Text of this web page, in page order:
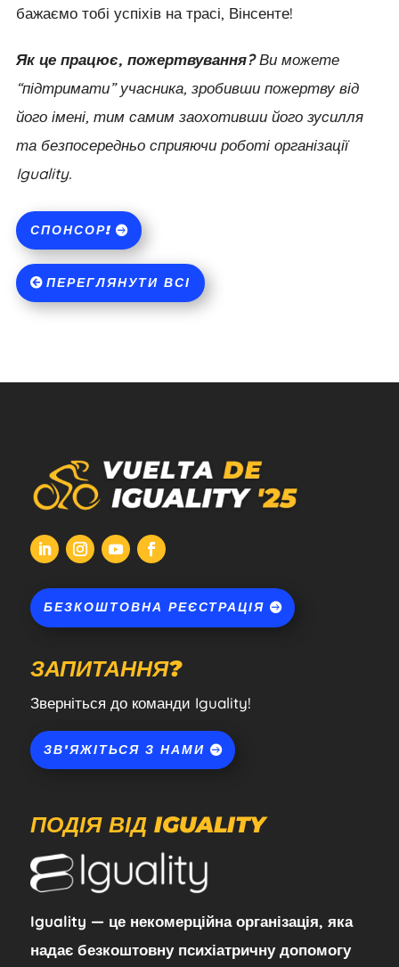
бажаємо тобі успіхів на трасі, Вінсенте!
Як це працює, пожертвування?Ви можете
“підтримати” учасника, зробивши пожертву від
його імені, тим самим заохотивши його зусилля
та безпосередньо сприяючи роботі організації
Iguality.
СПОНСОР!
ПЕРЕГЛЯНУТИ ВСІ
БЕЗКОШТОВНА РЕЄСТРАЦІЯ
ЗАПИТАННЯ?
Зверніться до команди Iguality!
ЗВ'ЯЖІТЬСЯ З НАМИ
ПОДІЯ ВІД IGUALITY
Iguality — це некомерційна організація, яка
надає безкоштовну психіатричну допомогу